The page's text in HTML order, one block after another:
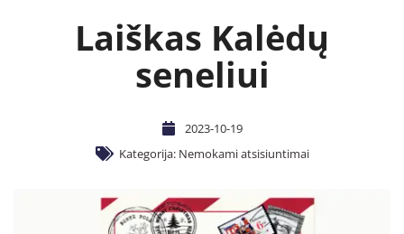
Laiškas Kalėdų
seneliui
2023-10-19
Kategorija: Nemokami atsisiuntimai